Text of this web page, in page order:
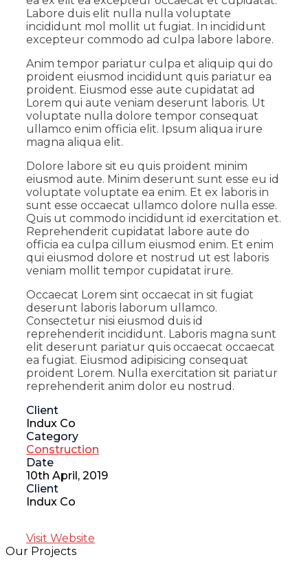
Labore duis elit nulla nulla voluptate
incididunt mol mollit ut fugiat. In incididunt
excepteur commodo ad culpa labore labore.
Anim tempor pariatur culpa et aliquip qui do
proident eiusmod incididunt quis pariatur ea
proident. Eiusmod esse aute cupidatat ad
Lorem qui aute veniam deserunt laboris. Ut
voluptate nulla dolore tempor consequat
ullamco enim officia elit. Ipsum aliqua irure
magna aliqua elit.
Dolore labore sit eu quis proident minim
eiusmod aute. Minim deserunt sunt esse eu id
voluptate voluptate ea enim. Et ex laboris in
sunt esse occaecat ullamco dolore nulla esse.
Quis ut commodo incididunt id exercitation et.
Reprehenderit cupidatat labore aute do
officia ea culpa cillum eiusmod enim. Et enim
qui eiusmod dolore et nostrud ut est laboris
veniam mollit tempor cupidatat irure.
Occaecat Lorem sint occaecat in sit fugiat
deserunt laboris laborum ullamco.
Consectetur nisi eiusmod duis id
reprehenderit incididunt. Laboris magna sunt
elit deserunt pariatur quis occaecat occaecat
ea fugiat. Eiusmod adipisicing consequat
proident Lorem. Nulla exercitation sit pariatur
reprehenderit anim dolor eu nostrud.
Client
Indux Co
Category
Construction
Date
10th April, 2019
Client
Indux Co
Visit Website
Our Projects